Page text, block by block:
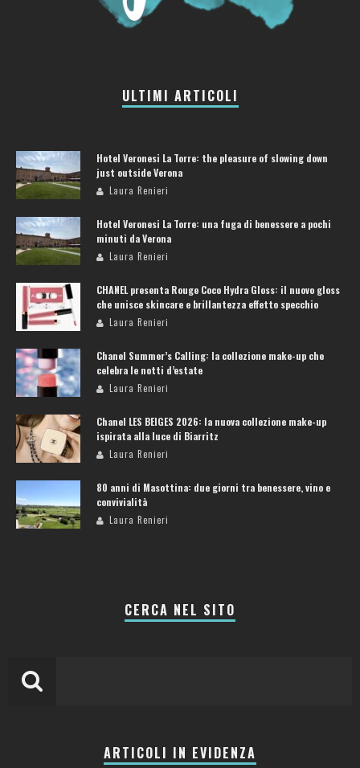
ULTIMI ARTICOLI
Hotel Veronesi La Torre: the pleasure of slowing down
just outside Verona
Laura Renieri
Hotel Veronesi La Torre: una fuga di benessere a pochi
minuti da Verona
Laura Renieri
CHANEL presenta Rouge Coco Hydra Gloss: il nuovo gloss
che unisce skincare e brillantezza effetto specchio
Laura Renieri
Chanel Summer’s Calling: la collezione make-up che
celebra le notti d’estate
Laura Renieri
Chanel LES BEIGES 2026: la nuova collezione make-up
ispirata alla luce di Biarritz
Laura Renieri
80 anni di Masottina: due giorni tra benessere, vino e
convivialità
Laura Renieri
CERCA NEL SITO
ARTICOLI IN EVIDENZA